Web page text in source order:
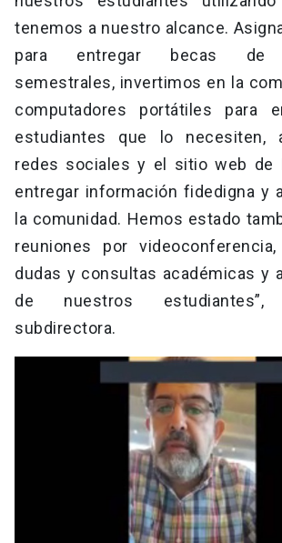
tenemos a nuestro alcance.
para entregar becas de
semestrales, invertimos en la
computadores portátiles para
estudiantes que lo necesiten,
redes sociales y el sitio web de
entregar información fidedigna y
la comunidad. Hemos estado
reuniones por
dudas y consultas académicas y
de nuestros
subdirectora.